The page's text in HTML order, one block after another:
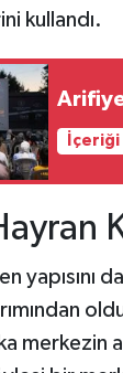
kullandı.
yapısını
merkezin